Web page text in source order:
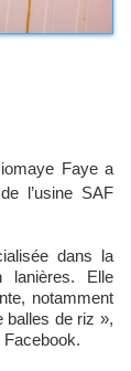
Faye a
l’usine SAF
dans la
lanières. Elle
notamment
balles de riz »,